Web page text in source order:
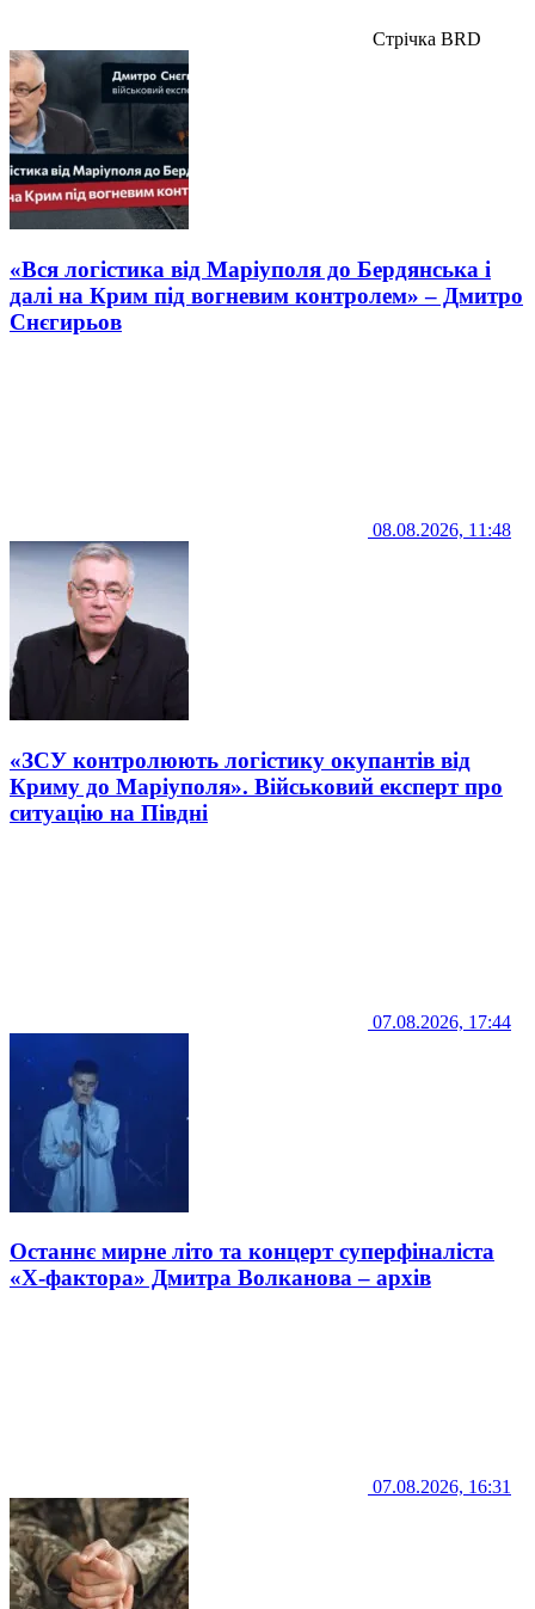
Стрічка BRD
«Вся логістика від Маріуполя до Бердянська і
далі на Крим під вогневим контролем» – Дмитро
Снєгирьов
08.08.2026, 11:48
«ЗСУ контролюють логістику окупантів від
Криму до Маріуполя». Військовий експерт про
ситуацію на Півдні
07.08.2026, 17:44
Останнє мирне літо та концерт суперфіналіста
«Х-фактора» Дмитра Волканова – архів
07.08.2026, 16:31